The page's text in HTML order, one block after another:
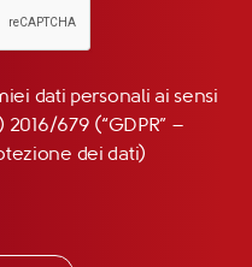
dati personali ai sensi
679 (“GDPR” –
dei dati)